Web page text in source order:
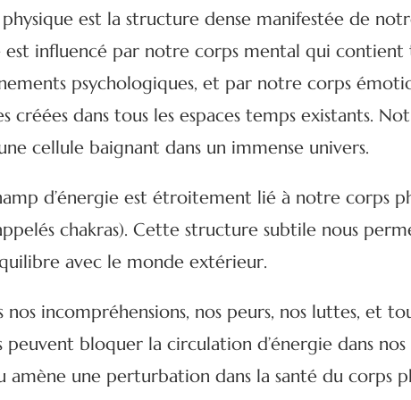
physique est la structure dense manifestée de
est influencé par notre corps mental qui contient
psychologiques, et par notre corps
créées dans tous les espaces temps existants.
cellule baignant dans un immense univers.
d’énergie est étroitement lié à notre corps
chakras). Cette structure subtile nous
avec le monde extérieur.
nos incompréhensions, nos peurs, nos luttes, et
peuvent bloquer la circulation d’énergie dans
amène une perturbation dans la santé du corps